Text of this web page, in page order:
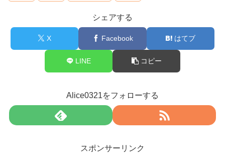
シェアする
X Facebook はてブ
LINE コピー
Alice0321をフォローする
スポンサーリンク